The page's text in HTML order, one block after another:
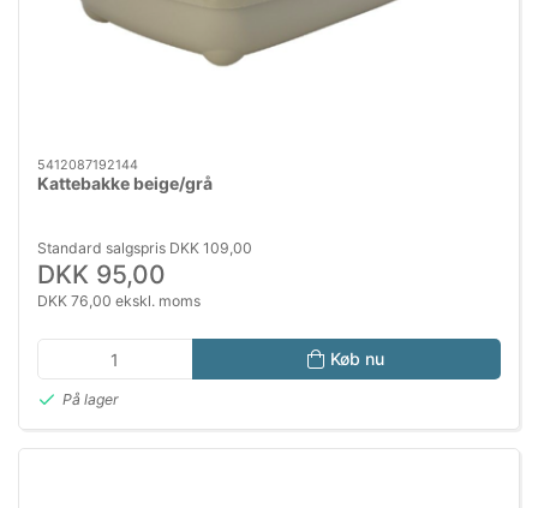
5412087192144
Kattebakke beige/grå
Standard salgspris DKK 109,00
DKK 95,00
DKK 76,00 ekskl. moms
Køb nu
På lager